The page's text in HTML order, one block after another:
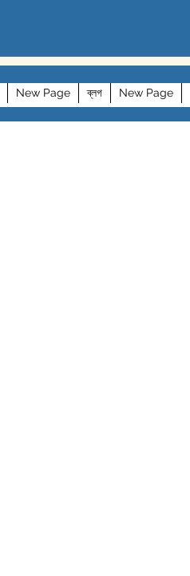
New Page ব্লগ New Page